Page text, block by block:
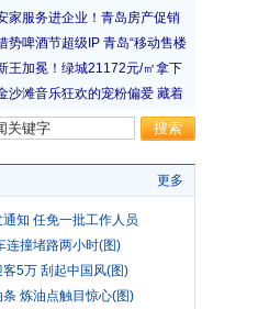
更多
知 任免一批工作人员
连撞堵路两小时(图)
5万 刮起中国风(图)
炼油点触目惊心(图)